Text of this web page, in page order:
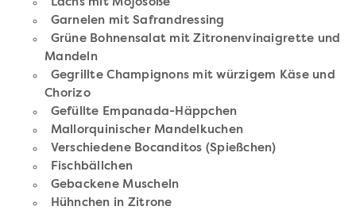
Lachs mit Mojosoße
Garnelen mit Safrandressing
Grüne Bohnensalat mit Zitronenvinaigrette und
Mandeln
Gegrillte Champignons mit würzigem Käse und
Chorizo
Gefüllte Empanada-Häppchen
Mallorquinischer Mandelkuchen
Verschiedene Bocanditos (Spießchen)
Fischbällchen
Gebackene Muscheln
Hühnchen in Zitrone